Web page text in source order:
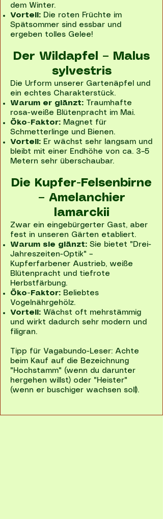
dem Winter.
Vorteil: Die roten Früchte im
Spätsommer sind essbar und
ergeben tolles Gelee!
Der Wildapfel – Malus
sylvestris
Die Urform unserer Gartenäpfel und
ein echtes Charakterstück.
Warum er glänzt: Traumhafte
rosa-weiße Blütenpracht im Mai.
Öko-Faktor: Magnet für
Schmetterlinge und Bienen.
Vorteil: Er wächst sehr langsam und
bleibt mit einer Endhöhe von ca. 3–5
Metern sehr überschaubar.
Die Kupfer-Felsenbirne
– Amelanchier
lamarckii
Zwar ein eingebürgerter Gast, aber
fest in unseren Gärten etabliert.
Warum sie glänzt: Sie bietet "Drei-
Jahreszeiten-Optik" –
Kupferfarbener Austrieb, weiße
Blütenpracht und tiefrote
Herbstfärbung.
Öko-Faktor: Beliebtes
Vogelnährgehölz.
Vorteil: Wächst oft mehrstämmig
und wirkt dadurch sehr modern und
filigran.
Tipp für Vagabundo-Leser: Achte
beim Kauf auf die Bezeichnung
"Hochstamm" (wenn du darunter
hergehen willst) oder "Heister"
(wenn er buschiger wachsen soll).